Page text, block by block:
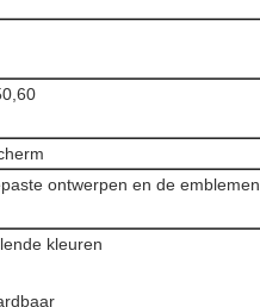
ontwerpen en de emblemen
kleuren